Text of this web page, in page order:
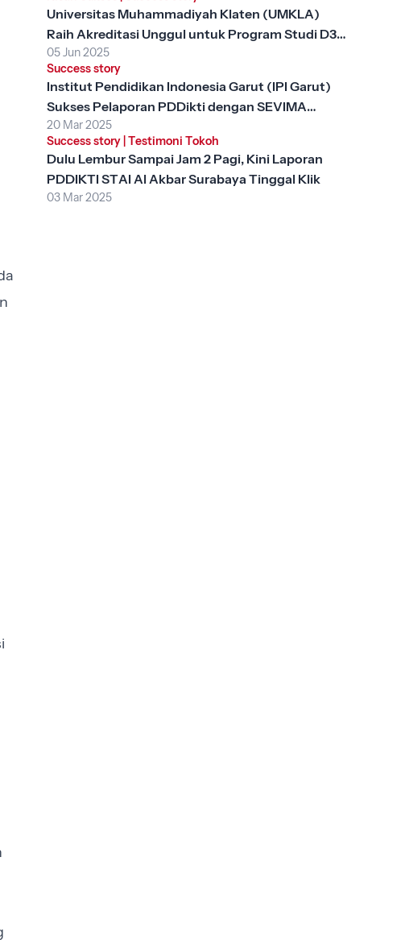
Universitas Muhammadiyah Klaten (UMKLA)
Raih Akreditasi Unggul untuk Program Studi D3
Keperawatan dengan SEVIMA Platform
05 Jun 2025
Success story
Institut Pendidikan Indonesia Garut (IPI Garut)
Sukses Pelaporan PDDikti dengan SEVIMA
Platform
20 Mar 2025
Success story| Testimoni Tokoh
Dulu Lembur Sampai Jam 2 Pagi, Kini Laporan
PDDIKTI STAI Al Akbar Surabaya Tinggal Klik
03 Mar 2025